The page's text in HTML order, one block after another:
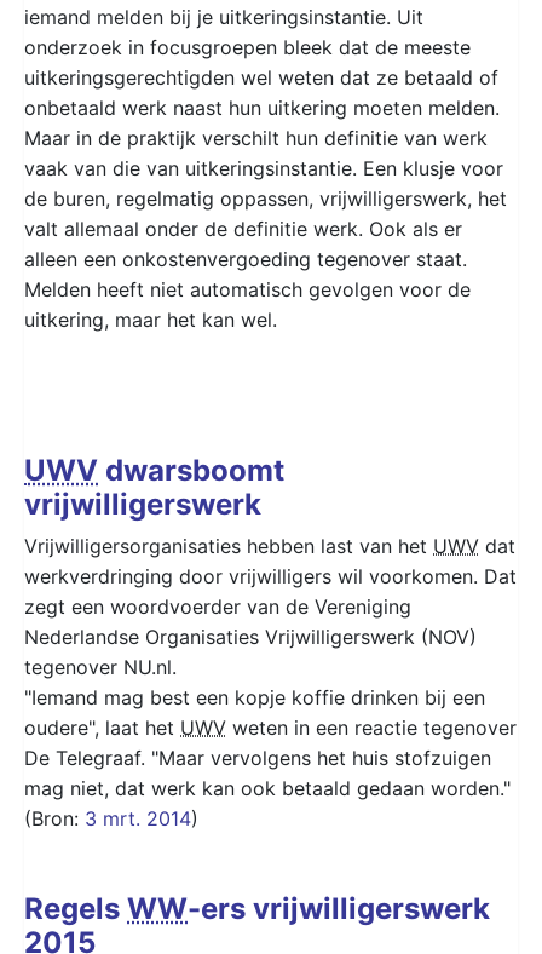
iemand melden bij je uitkeringsinstantie. Uit
onderzoek in focusgroepen bleek dat de meeste
uitkeringsgerechtigden wel weten dat ze betaald of
onbetaald werk naast hun uitkering moeten melden.
Maar in de praktijk verschilt hun definitie van werk
vaak van die van uitkeringsinstantie. Een klusje voor
de buren, regelmatig oppassen, vrijwilligerswerk, het
valt allemaal onder de definitie werk. Ook als er
alleen een onkostenvergoeding tegenover staat.
Melden heeft niet automatisch gevolgen voor de
uitkering, maar het kan wel.
UWV dwarsboomt
vrijwilligerswerk
Vrijwilligersorganisaties hebben last van het UWV dat
werkverdringing door vrijwilligers wil voorkomen. Dat
zegt een woordvoerder van de Vereniging
Nederlandse Organisaties Vrijwilligerswerk (NOV)
tegenover NU.nl.
"Iemand mag best een kopje koffie drinken bij een
oudere", laat het UWV weten in een reactie tegenover
De Telegraaf. "Maar vervolgens het huis stofzuigen
mag niet, dat werk kan ook betaald gedaan worden."
(Bron: 3 mrt. 2014)
Regels WW-ers vrijwilligerswerk
2015